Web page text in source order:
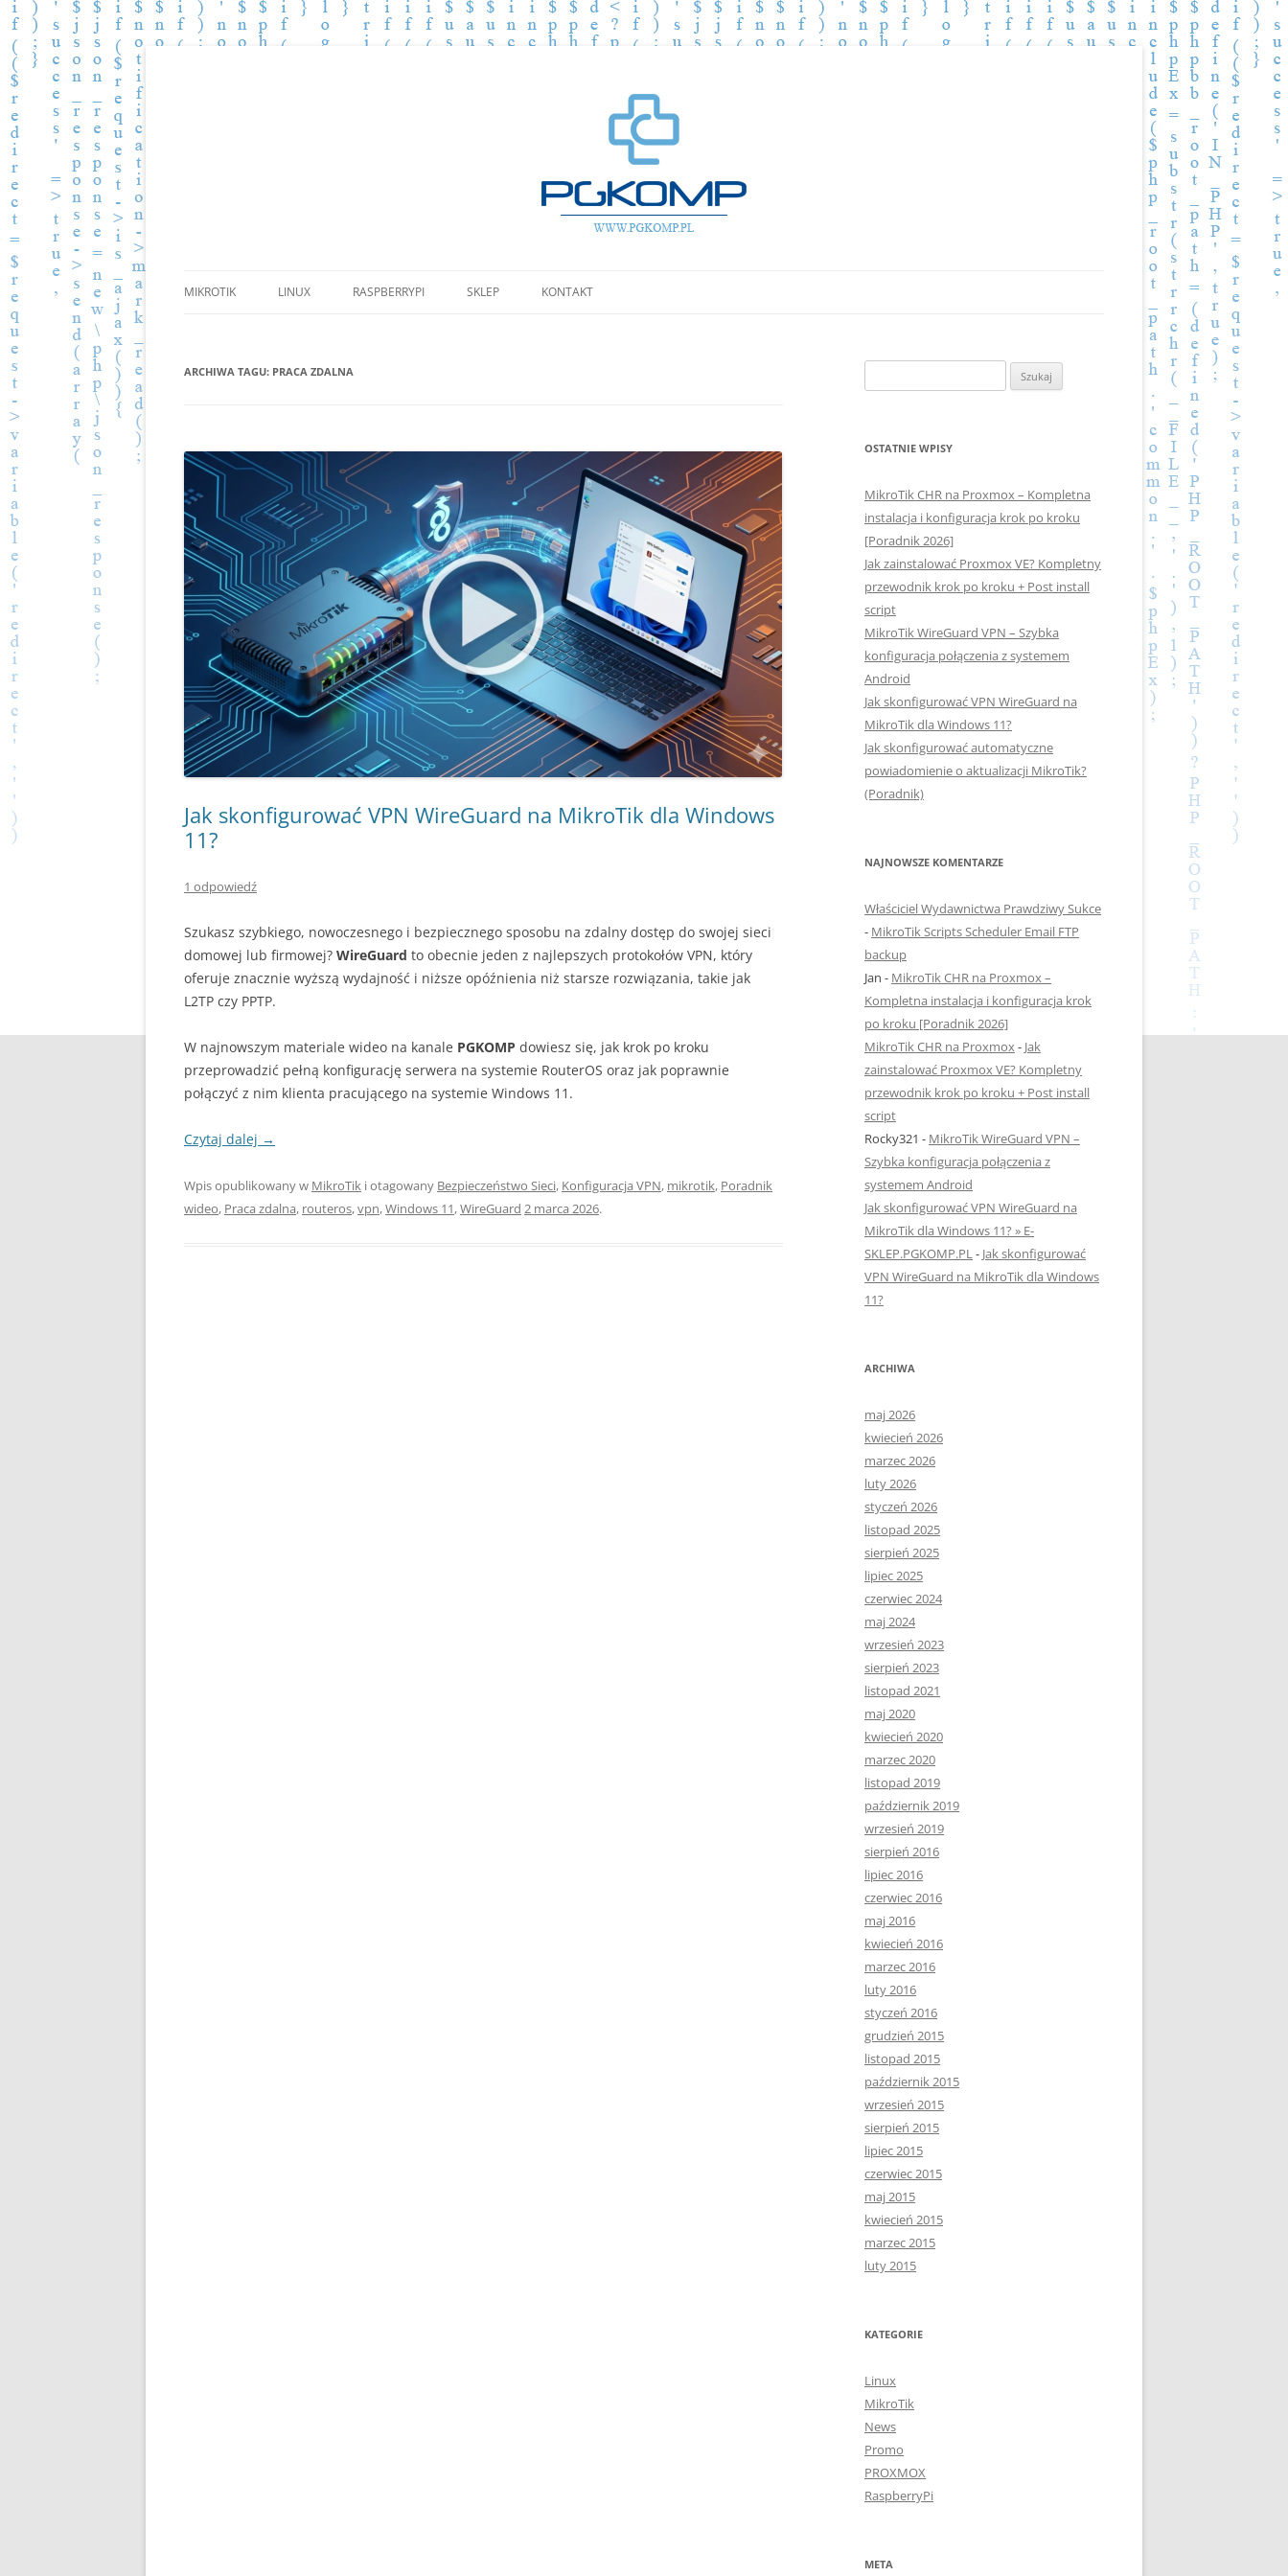
MIKROTIK LINUX RASPBERRYPI SKLEP KONTAKT
ARCHIWA TAGU: PRACA ZDALNA
Jak skonfigurować VPN WireGuard na MikroTik dla Windows
11?
1 odpowiedź
Szukasz szybkiego, nowoczesnego i bezpiecznego sposobu na zdalny dostęp do swojej sieci
domowej lub firmowej? WireGuard to obecnie jeden z najlepszych protokołów VPN, który
oferuje znacznie wyższą wydajność i niższe opóźnienia niż starsze rozwiązania, takie jak
L2TP czy PPTP.
W najnowszym materiale wideo na kanale PGKOMP dowiesz się, jak krok po kroku
przeprowadzić pełną konfigurację serwera na systemie RouterOS oraz jak poprawnie
połączyć z nim klienta pracującego na systemie Windows 11.
Czytaj dalej →
Wpis opublikowany w MikroTik i otagowany Bezpieczeństwo Sieci, Konfiguracja VPN, mikrotik, Poradnik
wideo, Praca zdalna, routeros,vpn,Windows 11,WireGuard 2 marca 2026.
OSTATNIE WPISY
MikroTik CHR na Proxmox – Kompletna
instalacja i konfiguracja krok po kroku
[Poradnik 2026]
Jak zainstalować Proxmox VE? Kompletny
przewodnik krok po kroku + Post install
script
MikroTik WireGuard VPN – Szybka
konfiguracja połączenia z systemem
Android
Jak skonfigurować VPN WireGuard na
MikroTik dla Windows 11?
Jak skonfigurować automatyczne
powiadomienie o aktualizacji MikroTik?
(Poradnik)
NAJNOWSZE KOMENTARZE
Właściciel Wydawnictwa Prawdziwy Sukce
- MikroTik Scripts Scheduler Email FTP
backup
Jan - MikroTik CHR na Proxmox –
Kompletna instalacja i konfiguracja krok
po kroku [Poradnik 2026]
MikroTik CHR na Proxmox- Jak
zainstalować Proxmox VE? Kompletny
przewodnik krok po kroku + Post install
script
Rocky321 - MikroTik WireGuard VPN –
Szybka konfiguracja połączenia z
systemem Android
Jak skonfigurować VPN WireGuard na
MikroTik dla Windows 11? » E-
SKLEP.PGKOMP.PL- Jak skonfigurować
VPN WireGuard na MikroTik dla Windows
11?
ARCHIWA
maj 2026
kwiecień 2026
marzec 2026
luty 2026
styczeń 2026
listopad 2025
sierpień 2025
lipiec 2025
czerwiec 2024
maj 2024
wrzesień 2023
sierpień 2023
listopad 2021
maj 2020
kwiecień 2020
marzec 2020
listopad 2019
październik 2019
wrzesień 2019
sierpień 2016
lipiec 2016
czerwiec 2016
maj 2016
kwiecień 2016
marzec 2016
luty 2016
styczeń 2016
grudzień 2015
listopad 2015
październik 2015
wrzesień 2015
sierpień 2015
lipiec 2015
czerwiec 2015
maj 2015
kwiecień 2015
marzec 2015
luty 2015
KATEGORIE
Linux
MikroTik
News
Promo
PROXMOX
RaspberryPi
META